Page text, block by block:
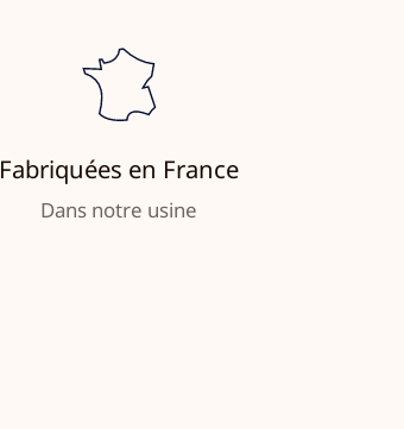
Fabriquées en France
Dans notre usine